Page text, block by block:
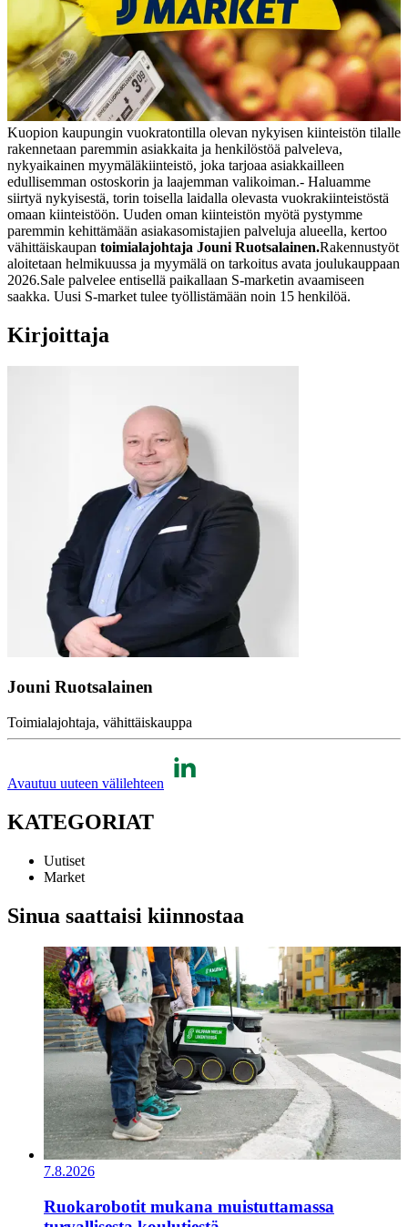
Kuopion kaupungin vuokratontilla olevan nykyisen kiinteistön tilalle
rakennetaan paremmin asiakkaita ja henkilöstöä palveleva,
nykyaikainen myymäläkiinteistö, joka tarjoaa asiakkailleen
edullisemman ostoskorin ja laajemman valikoiman.- Haluamme
siirtyä nykyisestä, torin toisella laidalla olevasta vuokrakiinteistöstä
omaan kiinteistöön. Uuden oman kiinteistön myötä pystymme
paremmin kehittämään asiakasomistajien palveluja alueella, kertoo
vähittäiskaupan toimialajohtaja Jouni Ruotsalainen.Rakennustyöt
aloitetaan helmikuussa ja myymälä on tarkoitus avata joulukauppaan
2026.Sale palvelee entisellä paikallaan S-marketin avaamiseen
saakka. Uusi S-market tulee työllistämään noin 15 henkilöä.
Kirjoittaja
Jouni Ruotsalainen
Toimialajohtaja, vähittäiskauppa
Avautuu uuteen välilehteen
KATEGORIAT
Uutiset
Market
Sinua saattaisi kiinnostaa
7.8.2026
Ruokarobotit mukana muistuttamassa